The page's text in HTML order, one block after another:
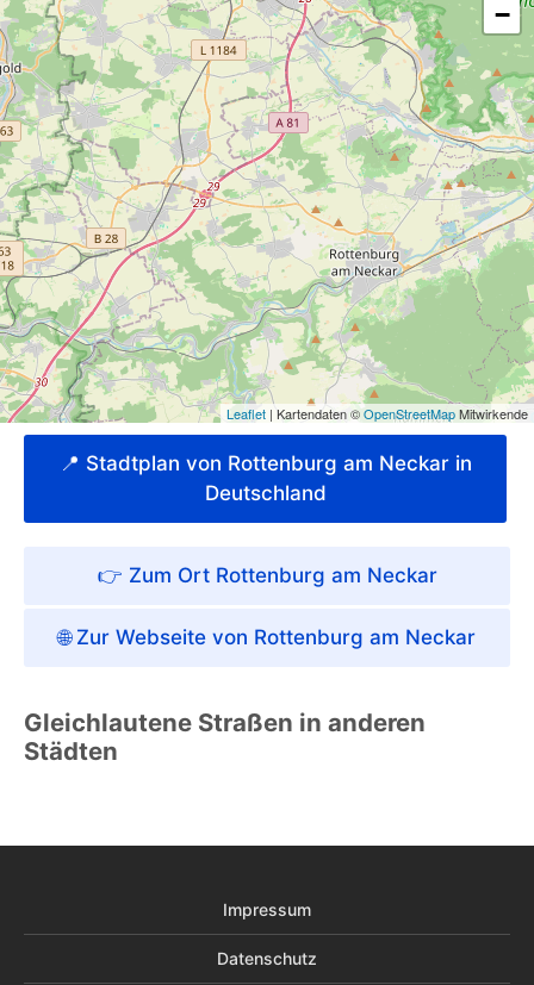
📍 Stadtplan von Rottenburg am Neckar in
Deutschland
👉 Zum Ort Rottenburg am Neckar
🌐 Zur Webseite von Rottenburg am Neckar
Gleichlautene Straßen in anderen
Städten
Impressum
Datenschutz